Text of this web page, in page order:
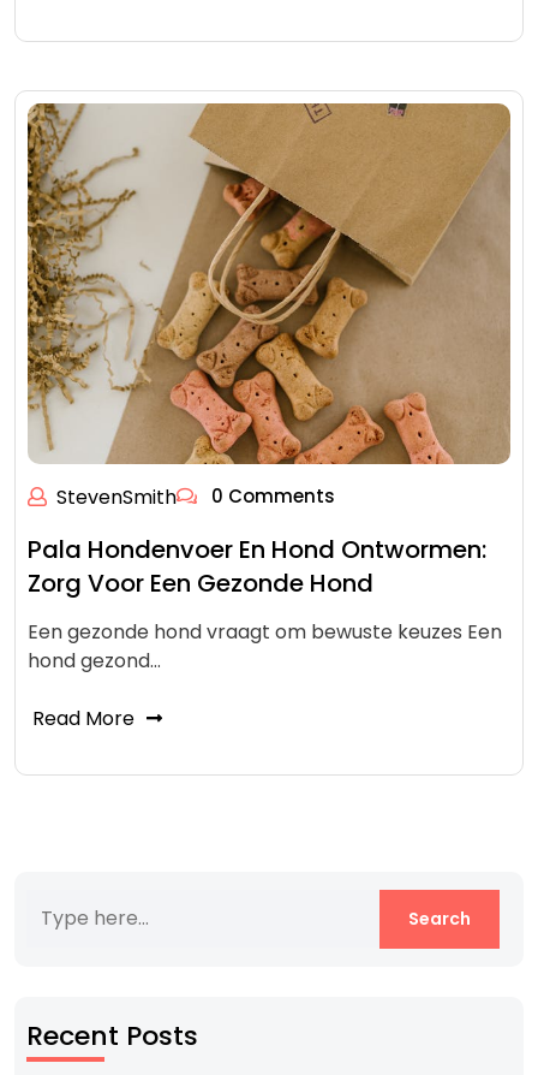
StevenSmith 0 Comments
Pala Hondenvoer En Hond Ontwormen:
Zorg Voor Een Gezonde Hond
Een gezonde hond vraagt om bewuste keuzes Een
hond gezond…
Read More
Recent Posts